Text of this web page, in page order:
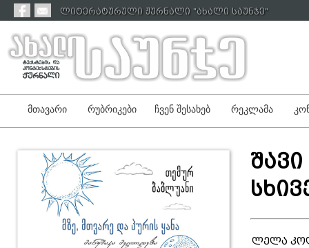
ლიტერატურული ჟურნალი "ახალი საუნჯე"
მთავარი რუბრიკები ჩვენ შესახებ რეკლამა
ლელა